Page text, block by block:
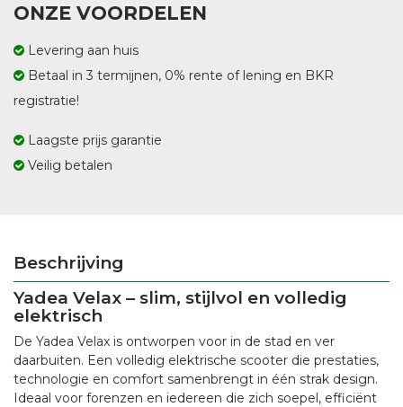
ONZE VOORDELEN
Levering aan huis
Betaal in 3 termijnen, 0% rente of lening en BKR
registratie!
Laagste prijs garantie
Veilig betalen
Beschrijving
Yadea Velax – slim, stijlvol en volledig
elektrisch
De Yadea Velax is ontworpen voor in de stad en ver
daarbuiten. Een volledig elektrische scooter die prestaties,
technologie en comfort samenbrengt in één strak design.
Ideaal voor forenzen en iedereen die zich soepel, efficiënt